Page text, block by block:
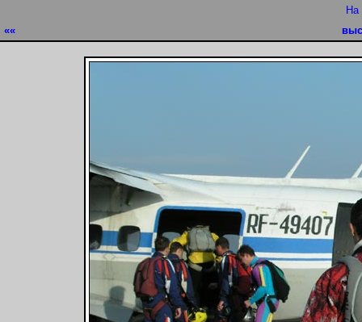
На
««